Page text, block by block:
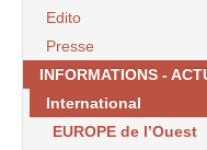
Edito
Presse
INFORMATIONS -
International
EUROPE de l’Ouest